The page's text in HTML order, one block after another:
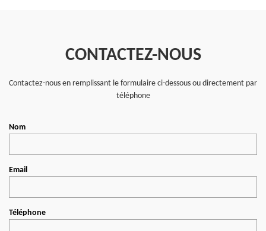
CONTACTEZ-NOUS
Contactez-nous en remplissant le formulaire ci-dessous ou directement par
téléphone
Nom
Email
Téléphone